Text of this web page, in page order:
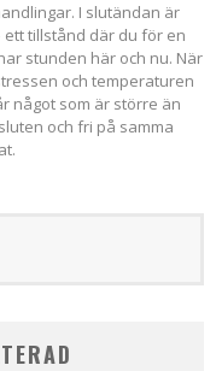
I slutändan är
tillstånd där du för en
stunden här och nu. När
och temperaturen
något som är större än
och fri på samma